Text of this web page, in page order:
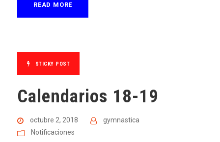
READ MORE
STICKY POST
Calendarios 18-19
octubre 2, 2018
gymnastica
Notificaciones